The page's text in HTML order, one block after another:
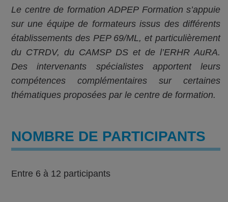
Le centre de formation ADPEP Formation s’appuie
sur une équipe de formateurs issus des différents
établissements des PEP 69/ML, et particulièrement
du CTRDV, du CAMSP DS et de l’ERHR AuRA.
Des intervenants spécialistes apportent leurs
compétences complémentaires sur certaines
thématiques proposées par le centre de formation.
NOMBRE DE PARTICIPANTS
Entre 6 à 12 participants